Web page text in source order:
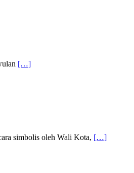
[…]
simbolis oleh Wali Kota, […]